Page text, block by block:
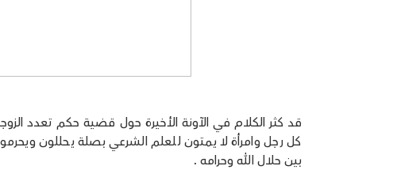
قد كثر الكلام في الآونة الأخيرة حول قضية حكم تعدد
كل رجل وامرأة لا يمتون للعلم الشرعي بصلة يحللون
بين حلال الله وحرامه .